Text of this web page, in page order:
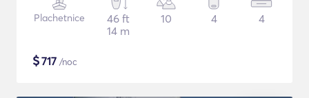
Plachetnice
46 ft
14 m
10 4 4
$717 /noc